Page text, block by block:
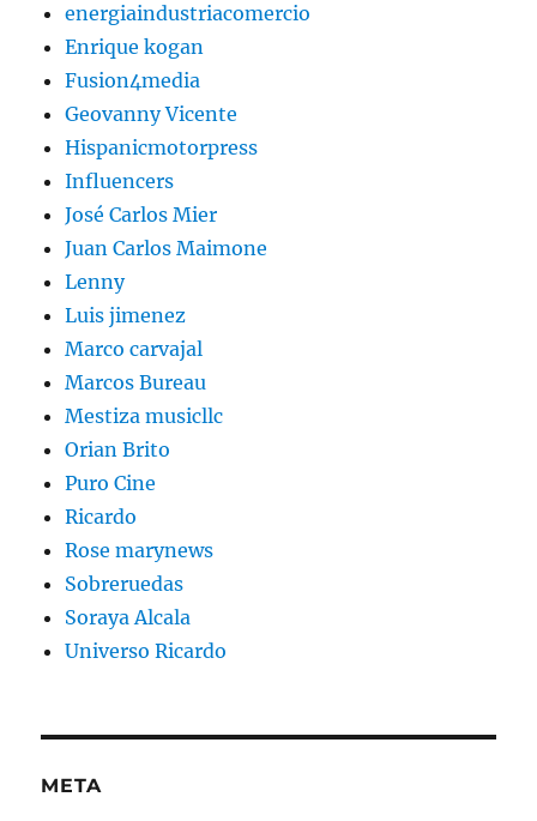
energiaindustriacomercio
Enrique kogan
Fusion4media
Geovanny Vicente
Hispanicmotorpress
Influencers
José Carlos Mier
Juan Carlos Maimone
Lenny
Luis jimenez
Marco carvajal
Marcos Bureau
Mestiza musicllc
Orian Brito
Puro Cine
Ricardo
Rose marynews
Sobreruedas
Soraya Alcala
Universo Ricardo
META